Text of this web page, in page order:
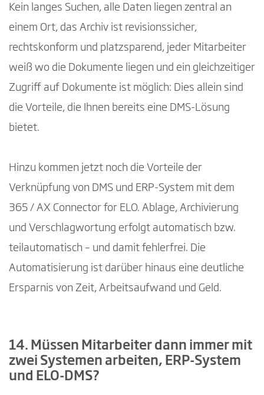
Kein langes Suchen, alle Daten liegen zentral an
einem Ort, das Archiv ist revisionssicher,
rechtskonform und platzsparend, jeder Mitarbeiter
weiß wo die Dokumente liegen und ein gleichzeitiger
Zugriff auf Dokumente ist möglich: Dies allein sind
die Vorteile, die Ihnen bereits eine DMS-Lösung
bietet.
Hinzu kommen jetzt noch die Vorteile der
Verknüpfung von DMS und ERP-System mit dem
365 / AX Connector for ELO. Ablage, Archivierung
und Verschlagwortung erfolgt automatisch bzw.
teilautomatisch – und damit fehlerfrei. Die
Automatisierung ist darüber hinaus eine deutliche
Ersparnis von Zeit, Arbeitsaufwand und Geld.
14. Müssen Mitarbeiter dann immer mit
zwei Systemen arbeiten, ERP-System
und ELO-DMS?